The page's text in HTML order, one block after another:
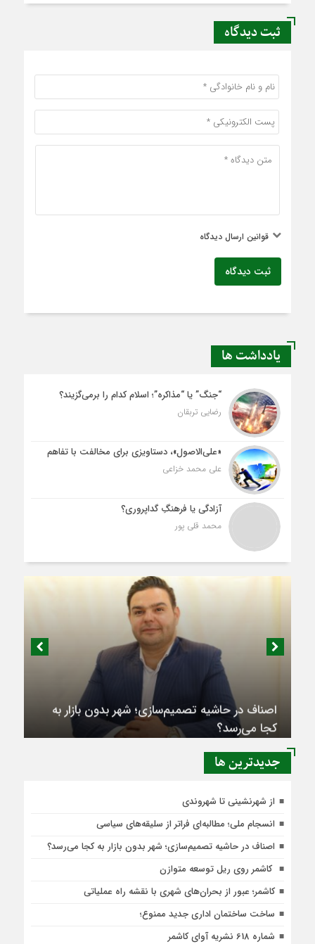
ثبت دیدگاه
قوانین ارسال دیدگاه
ثبت دیدگاه
یادداشت ها
“جنگ” یا “مذاکره”؛ اسلام کدام را برمی‌گزیند؟
رضایی تربقان
«علی‌الاصول»، دستاویزی برای مخالفت با تفاهم
علی محمد خزاعی
آزادگی یا فرهنگِ گداپروری؟
محمد قلی پور
اصناف در حاشیه تصمیم‌سازی؛ شهر بدون بازار به
کجا می‌رسد؟
جديدترين ها
از شهرنشینی تا شهروندی
انسجام ملی؛ مطالبه‌ای فراتر از سلیقه‌های سیاسی
اصناف در حاشیه تصمیم‌سازی؛ شهر بدون بازار به کجا می‌رسد؟
کاشمر روی ریل توسعه متوازن
کاشمر؛ عبور از بحران‌های شهری با نقشه راه عملیاتی
ساخت ساختمان اداری جدید ممنوع؛
شماره 618 نشریه آوای کاشمر